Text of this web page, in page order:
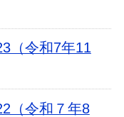
（令和7年11
（令和７年8